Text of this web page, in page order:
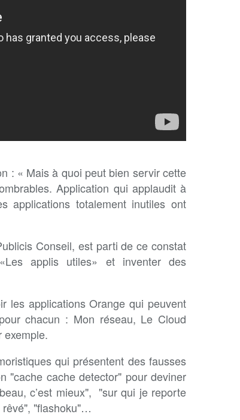
: « Mais à quoi peut bien servir cette
Application qui applaudit à
applications totalement inutiles ont
Conseil, est parti de ce constat
applis utiles» et inventer des
les applications Orange qui peuvent
chacun : Mon réseau, Le Cloud
exemple.
qui présentent des fausses
"cache cache detector" pour deviner
c’est mieux", "sur qui je reporte
rêvé", "flashoku"…